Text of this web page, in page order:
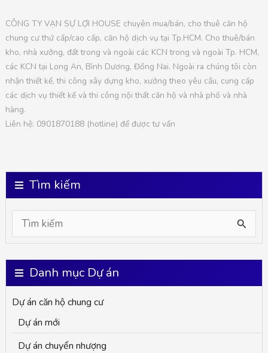
CÔNG TY VẠN SỰ LỢI HOUSE chuyên mua/bán, cho thuê căn hộ
chung cư thứ cấp/cao cấp, căn hộ dịch vụ tại Tp.HCM. Cho thuê/bán
kho, nhà xưởng, đất trong và ngoài các KCN trong và ngoài Tp. HCM,
các KCN tại Long An, Bình Dương, Đồng Nai. Ngoài ra chúng tôi còn
nhận thiết kế, thi công xây dựng kho, xưởng theo yêu cầu, cung cấp
các dịch vụ thiết kế và thi công nội thất căn hộ và nhà phố và nhà
hàng.
Liên hệ: 0901870188 (hotline) để được tư vấn
Tìm kiếm
e
a
r
c
Danh mục Dự án
Dự án căn hộ chung cư
Dự án mới
Dự án chuyển nhượng